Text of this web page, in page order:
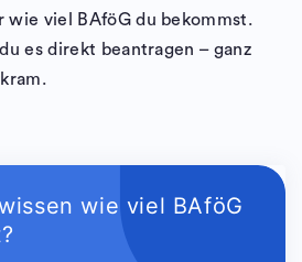
wie viel BAföG du bekommst.
es direkt beantragen – ganz
wie viel BAföG